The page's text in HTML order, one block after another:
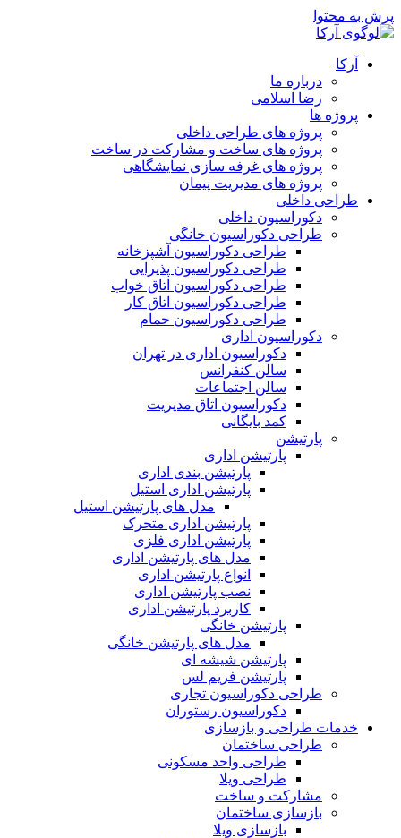
پرش به محتوا
آرکا
درباره ما
رضا اسلامی
پروژه ها
پروژه های طراحی داخلی
پروژه های ساخت و مشارکت در ساخت
پروژه های غرفه سازی نمایشگاهی
پروژه های مدیریت پیمان
طراحی داخلی
دکوراسیون داخلی
طراحی دکوراسیون خانگی
طراحی دکوراسیون آشپزخانه
طراحی دکوراسیون پذیرایی
طراحی دکوراسیون اتاق خواب
طراحی دکوراسیون اتاق کار
طراحی دکوراسیون حمام
دکوراسیون اداری
دکوراسیون اداری در تهران
سالن کنفرانس
سالن اجتماعات
دکوراسیون اتاق مدیریت
کمد بایگانی
پارتیشن
پارتیشن اداری
پارتیشن بندی اداری
پارتیشن اداری استیل
مدل های پارتیشن استیل
پارتیشن اداری متحرک
پارتیشن اداری فلزی
مدل های پارتیشن اداری
انواع پارتیشن اداری
نصب پارتیشن اداری
کاربرد پارتیشن اداری
پارتیشن خانگی
مدل های پارتیشن خانگی
پارتیشن شیشه ای
پارتیشن فریم لس
طراحی دکوراسیون تجاری
دکوراسیون رستوران
خدمات طراحی و بازسازی
طراحی ساختمان
طراحی واحد مسکونی
طراحی ویلا
مشارکت و ساخت
بازسازی ساختمان
بازسازی ویلا